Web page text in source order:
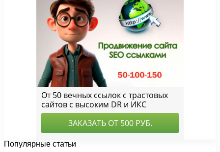
Популярные статьи